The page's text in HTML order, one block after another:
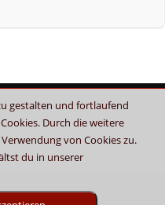
gestalten und fortlaufend
Durch die weitere
von Cookies zu.
du in unserer